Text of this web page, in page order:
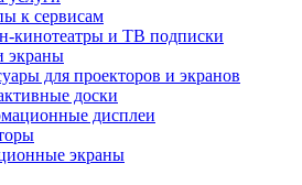
к сервисам
кинотеатры и ТВ подписки
экраны
для проекторов и экранов
доски
дисплеи
экраны